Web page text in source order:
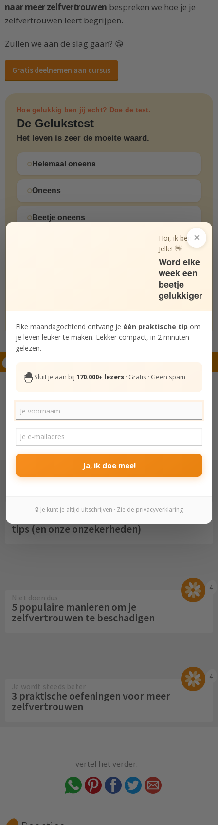
naar meer zelfvertrouwen bespreken we hoe je je
zelfvertrouwen leert begrijpen.
Zullen we aan de slag gaan? 😁
Gratis deelnemen aan cursus
Hoe gelukkig ben jij echt? Doe de test.
De Gelukstest
Het leven is zeer de moeite waard.
Helemaal oneens
Oneens
Beetje oneens
Echt in jezelf geloven
Zelfvertrouwen vergroten - ontwikkel
snel meer zelfvertrouwen
Ik heb er vertrouwen in
tips (en onze onzekerheden)
4
Niet doen dus
5 populaire manieren om je
zelfvertrouwen te beschadigen
4
Je wordt steeds beter
3 praktische oefeningen voor meer
zelfvertrouwen
vertel het verder:
×
Hoi, ik ben
Jelle! 👋
Word elke
week een
beetje
gelukkiger
Elke maandagochtend ontvang je één praktische tip om
je leven leuker te maken. Lekker compact, in 2 minuten
gelezen.
🐣 Sluit je aan bij 170.000+ lezers · Gratis · Geen spam
Ja, ik doe mee!
🔒 Je kunt je altijd uitschrijven · Zie de privacyverklaring